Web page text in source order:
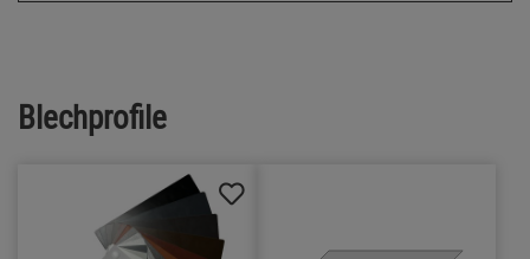
Blechprofile